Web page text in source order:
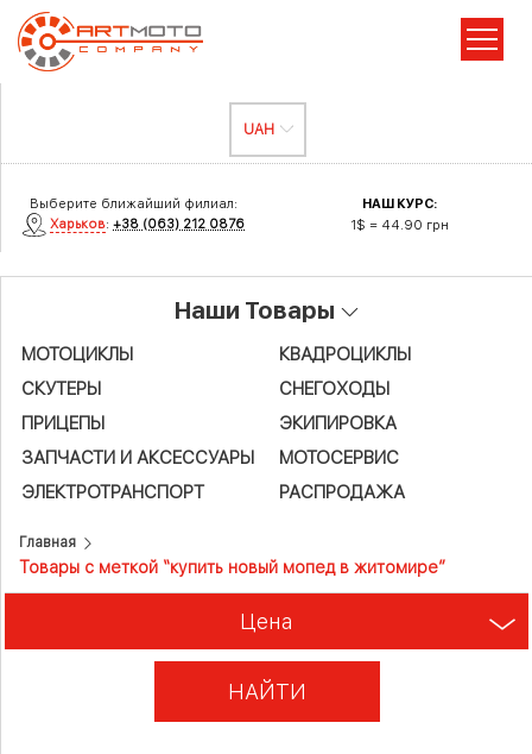
Выберите ближайший филиал:
Харьков:+38 (063) 212 0876
НАШ КУРС:
1$ = 44.90 грн
Наши Товары
МОТОЦИКЛЫ
КВАДРОЦИКЛЫ
СКУТЕРЫ
СНЕГОХОДЫ
ПРИЦЕПЫ
ЭКИПИРОВКА
ЗАПЧАСТИ И АКСЕСCУАРЫ
МОТОСЕРВИС
ЭЛЕКТРОТРАНСПОРТ
РАСПРОДАЖА
Главная
Товары с меткой “купить новый мопед в житомире”
Цена
НАЙТИ